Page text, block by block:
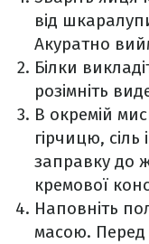
від
Акуратно
Білки
розімніть
В окремій
гірчицю,
заправку до
кремової
Наповніть
масою.